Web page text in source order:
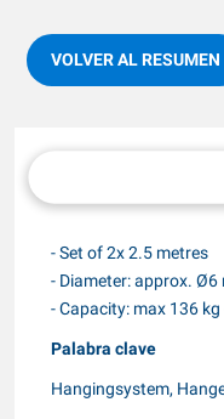
VOLVER AL RESUMEN
- Set of 2x 2.5 metres
- Diameter: approx.
- Capacity: max 136
Palabra clave
Hangingsystem,